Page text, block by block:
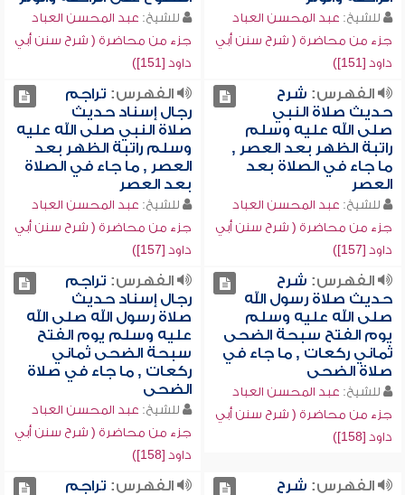
للشيخ: عبد المحسن العباد
جزء من محاضرة ( شرح سنن أبي
داود [151])
للشيخ: عبد المحسن العباد
جزء من محاضرة ( شرح سنن أبي
داود [151])
الفهرس: شرح
حديث صلاة النبي
صلى الله عليه وسلم
راتبة الظهر بعد العصر ,
ما جاء في الصلاة بعد
العصر
للشيخ: عبد المحسن العباد
جزء من محاضرة ( شرح سنن أبي
داود [157])
الفهرس: تراجم
رجال إسناد حديث
صلاة النبي صلى الله عليه
وسلم راتبة الظهر بعد
العصر , ما جاء في الصلاة
بعد العصر
للشيخ: عبد المحسن العباد
جزء من محاضرة ( شرح سنن أبي
داود [157])
الفهرس: شرح
حديث صلاة رسول الله
صلى الله عليه وسلم
يوم الفتح سبحة الضحى
ثماني ركعات , ما جاء في
صلاة الضحى
للشيخ: عبد المحسن العباد
جزء من محاضرة ( شرح سنن أبي
داود [158])
الفهرس: تراجم
رجال إسناد حديث
صلاة رسول الله صلى الله
عليه وسلم يوم الفتح
سبحة الضحى ثماني
ركعات , ما جاء في صلاة
الضحى
للشيخ: عبد المحسن العباد
جزء من محاضرة ( شرح سنن أبي
داود [158])
الفهرس: شرح
الفهرس: تراجم